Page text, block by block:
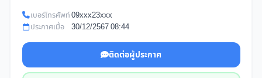
เบอร์โทรศัพท์09xxx23xxx
ประกาศเมื่อ
30/12/2567 08:44
ติดต่อผู้ประกาศ